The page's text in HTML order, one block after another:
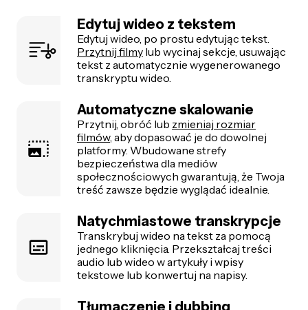
Edytuj wideo z tekstem
Edytuj wideo, po prostu edytując tekst.
Przytnij filmy lub wycinaj sekcje, usuwając
tekst z automatycznie wygenerowanego
transkryptu wideo.
Automatyczne skalowanie
Przytnij, obróć lub zmieniaj rozmiar
filmów, aby dopasować je do dowolnej
platformy. Wbudowane strefy
bezpieczeństwa dla mediów
społecznościowych gwarantują, że Twoja
treść zawsze będzie wyglądać idealnie.
Natychmiastowe transkrypcje
Transkrybuj wideo na tekst za pomocą
jednego kliknięcia. Przekształcaj treści
audio lub wideo w artykuły i wpisy
tekstowe lub konwertuj na napisy.
Tłumaczenie i dubbing